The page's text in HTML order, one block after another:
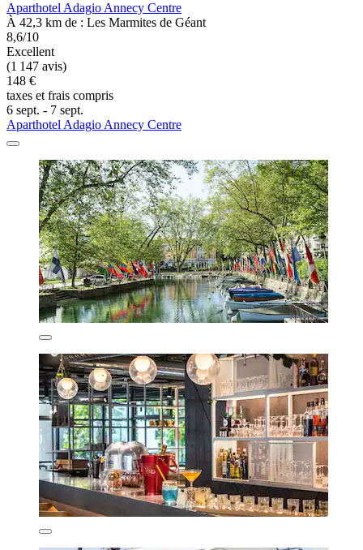
Aparthotel Adagio Annecy Centre
À 42,3 km de : Les Marmites de Géant
8,6/10
Excellent
(1 147 avis)
148 €
taxes et frais compris
6 sept. - 7 sept.
Aparthotel Adagio Annecy Centre